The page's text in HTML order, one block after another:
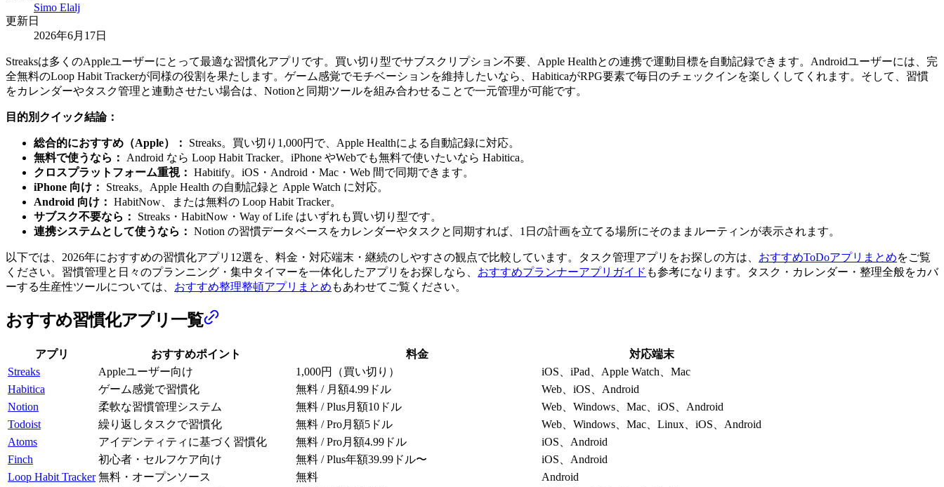
Simo Elalj
更新日
2026年6月17日
Streaksは多くのAppleユーザーにとって最適な習慣化アプリです。買い切り型でサブスクリプション不要、Apple Healthとの連携で運動目標を自動記録できます。Androidユーザーには、完
全無料のLoop Habit Trackerが同様の役割を果たします。ゲーム感覚でモチベーションを維持したいなら、HabiticaがRPG要素で毎日のチェックインを楽しくしてくれます。そして、習慣
をカレンダーやタスク管理と連動させたい場合は、Notionと同期ツールを組み合わせることで一元管理が可能です。
目的別クイック結論：
総合的におすすめ（Apple）：
Streaks。買い切り1,000円で、Apple Healthによる自動記録に対応。
無料で使うなら：
Android なら Loop Habit Tracker。iPhone やWebでも無料で使いたいなら Habitica。
クロスプラットフォーム重視： Habitify。iOS・Android・Mac・Web 間で同期できます。
iPhone 向け：
Streaks。Apple Health の自動記録と Apple Watch に対応。
Android 向け： HabitNow、または無料の Loop Habit Tracker。
サブスク不要なら：
Streaks・HabitNow・Way of Life はいずれも買い切り型です。
連携システムとして使うなら： Notion の習慣データベースをカレンダーやタスクと同期すれば、1日の計画を立てる場所にそのままルーティンが表示されます。
以下では、2026年におすすめの習慣化アプリ12選を、料金・対応端末・継続のしやすさの観点で比較しています。タスク管理アプリをお探しの方は、 おすすめToDoアプリまとめをご覧
ください。習慣管理と日々のプランニング・集中タイマーを一体化したアプリをお探しなら、 おすすめプランナーアプリガイド も参考になります。タスク・カレンダー・整理全般をカバ
ーする生産性ツールについては、 おすすめ整理整頓アプリまとめ もあわせてご覧ください。
おすすめ習慣化アプリ一覧
アプリ おすすめポイント 料金
対応端末
Streaks
Appleユーザー向け 1,000円（買い切り）
iOS、iPad、Apple Watch、Mac
Habitica
ゲーム感覚で習慣化 無料 / 月額4.99ドル
Web、iOS、Android
Notion
柔軟な習慣管理システム 無料 / Plus月額10ドル
Web、Windows、Mac、iOS、Android
Todoist
繰り返しタスクで習慣化 無料 / Pro月額5ドル
Web、Windows、Mac、Linux、iOS、Android
Atoms
アイデンティティに基づく習慣化 無料 / Pro月額4.99ドル
iOS、Android
Finch
初心者・セルフケア向け 無料 / Plus年額39.99ドル〜
iOS、Android
Loop Habit Tracker 無料・オープンソース 無料
Android